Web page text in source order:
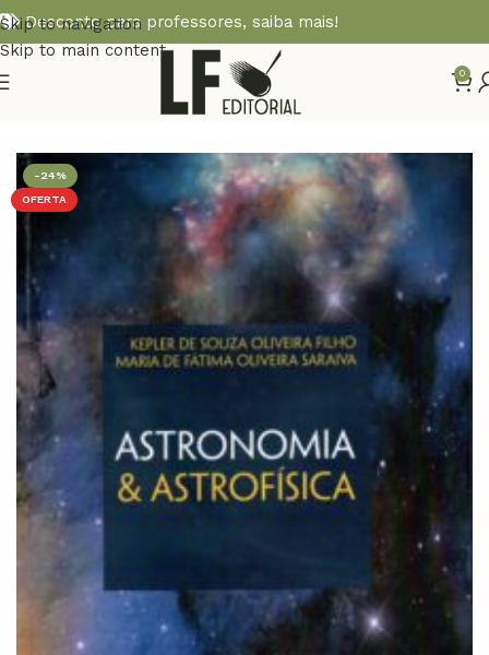
Skip to navigation
Skip to main content
Desconto para professores, saiba mais!
0
Início
-24%
OFERTA